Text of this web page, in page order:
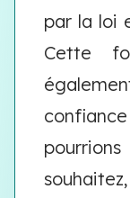
par la loi
Cette